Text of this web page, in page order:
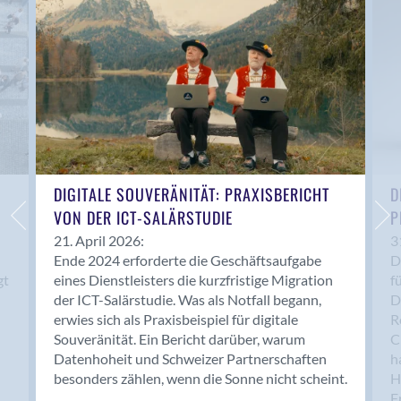
Anwil
Appenzell
Au SG
Baar
Baden
Balsthal
Balzers
Basel
Bassersdorf
Belp
Bendern
Benken (SG)
Bergdietikon
Berlin
Bern
Bern - Liebefeld
DIGITALE SOUVERÄNITÄT: PRAXISBERICHT
VON DER ICT-SALÄRSTUDIE
21. April 2026:
Ende 2024 erforderte die Geschäftsaufgabe
eines Dienstleisters die kurzfristige Migration
der ICT-Salärstudie. Was als Notfall begann,
erwies sich als Praxisbeispiel für digitale
Souveränität. Ein Bericht darüber, warum
Datenhoheit und Schweizer Partnerschaften
besonders zählen, wenn die Sonne nicht scheint.